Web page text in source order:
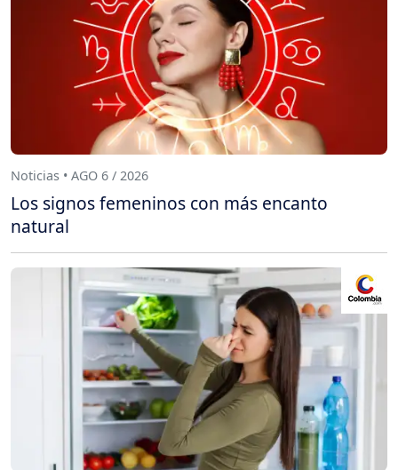
Noticias • AGO 6 / 2026
Los signos femeninos con más encanto
natural